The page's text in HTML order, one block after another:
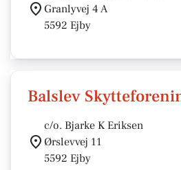
Granlyvej 4 A
5592 Ejby
Balslev
c/o. Bjarke K Eriksen
Ørslevvej 11
5592 Ejby